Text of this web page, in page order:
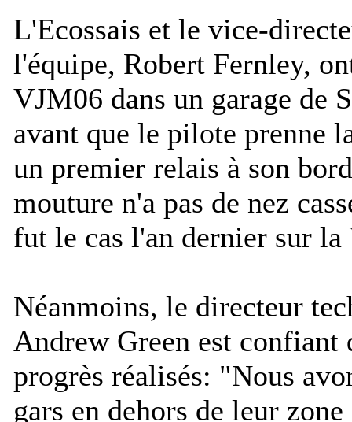
L'Ecossais et le vice-
l'équipe, Robert Fernley,
VJM06 dans un garage de
avant que le pilote prenne
un premier relais à son
mouture n'a pas de nez
fut le cas l'an dernier sur
Néanmoins, le directeur
Andrew Green est confiant
progrès réalisés: "Nous
gars en dehors de leur